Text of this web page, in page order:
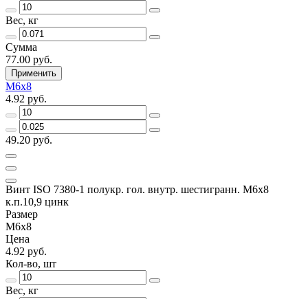
Вес, кг
Сумма
77.00 руб.
Применить
М6х8
4.92 руб.
49.20 руб.
Винт ISO 7380-1 полукр. гол. внутр. шестигранн. М6х8
к.п.10,9 цинк
Размер
М6х8
Цена
4.92 руб.
Кол-во, шт
Вес, кг